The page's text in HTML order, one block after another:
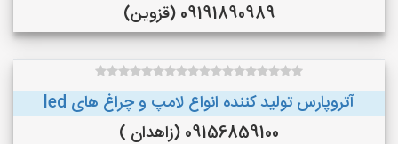
09191890989 (قزوین)
آتروپارس تولید کننده انواع لامپ و چراغ های led
09156859100 (زاهدان )